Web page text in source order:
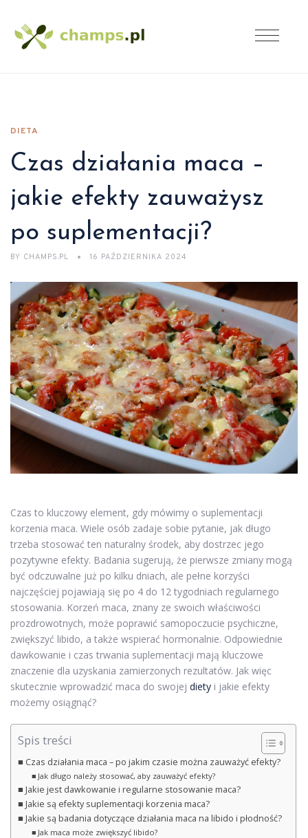
DIETA
Czas działania maca –
jakie efekty zauważysz
po suplementacji?
BY CHAMPS.PL 16 PAŹDZIERNIKA 2024
Czas to kluczowy element, gdy mówimy o suplementacji
korzenia maca. Wiele osób zadaje sobie pytanie, jak długo
trzeba stosować ten naturalny środek, aby dostrzec jego
pozytywne efekty. Badania sugerują, że pierwsze zmiany mogą
być odczuwalne już po kilku dniach, ale pełne korzyści
najczęściej pojawiają się po 4 do 12 tygodniach regularnego
stosowania. Korzeń maca, znany ze swoich właściwości
prozdrowotnych, może poprawić samopoczucie psychiczne,
zwiększyć libido, a także wspierać hormonalnie. Odpowiednie
dawkowanie i czas trwania suplementacji mają kluczowe
znaczenie dla uzyskania zamierzonych rezultatów. Jak więc
skutecznie wprowadzić maca do swojej diety i jakie efekty
możemy osiągnąć?
Spis treści
Czas działania maca – po jakim czasie można zauważyć efekty?
Jak długo należy stosować, aby zauważyć efekty?
Jakie jest dawkowanie i regularne stosowanie maca?
Jakie są efekty suplementacji korzenia maca?
Jakie są badania dotyczące działania maca na libido i płodność?
Jak maca może zwiększyć libido?